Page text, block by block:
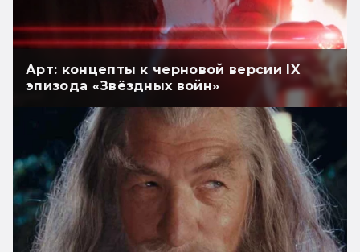
Арт: концепты к черновой версии IX
эпизода «Звёздных войн»